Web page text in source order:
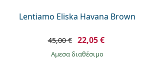
Lentiamo Eliska Havana Brown
45,00 € 22,05 €
άμεσα διαθέσιμο